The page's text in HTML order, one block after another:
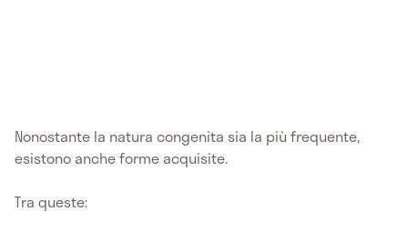
Nonostante la natura congenita sia la più frequente,
esistono anche forme acquisite.
Tra queste: